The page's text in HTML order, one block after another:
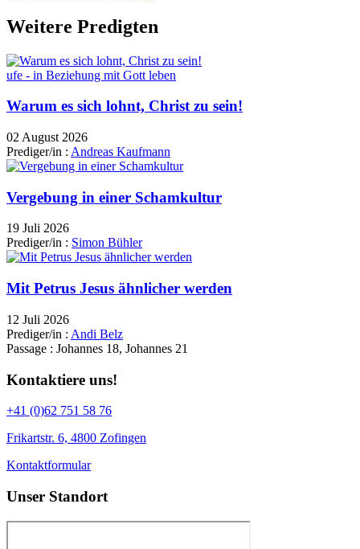
Weitere Predigten
ufe - in Beziehung mit Gott leben
Warum es sich lohnt, Christ zu sein!
02 August 2026
Prediger/in : Andreas Kaufmann
Vergebung in einer Schamkultur
19 Juli 2026
Prediger/in : Simon Bühler
Mit Petrus Jesus ähnlicher werden
12 Juli 2026
Prediger/in : Andi Belz
Passage : Johannes 18, Johannes 21
Kontaktiere uns!
+41 (0)62 751 58 76
Frikartstr. 6, 4800 Zofingen
Kontaktformular
Unser Standort